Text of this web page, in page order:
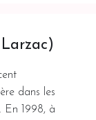
dans les
En 1998, à